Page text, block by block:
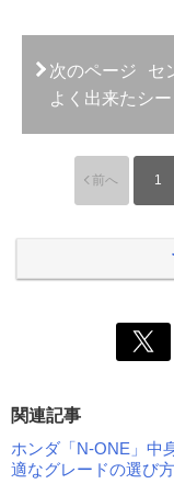
次のページ
セ
よく出来たシー
前へ 1
関連記事
ホンダ「N-ONE」中
適なグレードの選び